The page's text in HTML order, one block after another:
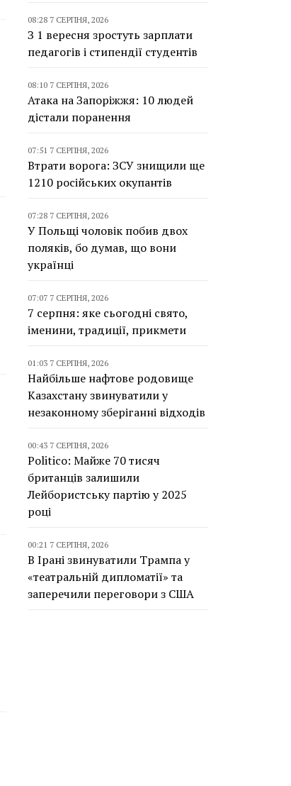
08:28 7 СЕРПНЯ, 2026
З 1 вересня зростуть зарплати
педагогів і стипендії студентів
08:10 7 СЕРПНЯ, 2026
Атака на Запоріжжя: 10 людей
дістали поранення
07:51 7 СЕРПНЯ, 2026
Втрати ворога: ЗСУ знищили ще
1210 російських окупантів
07:28 7 СЕРПНЯ, 2026
У Польщі чоловік побив двох
поляків, бо думав, що вони
українці
07:07 7 СЕРПНЯ, 2026
7 серпня: яке сьогодні свято,
іменини, традиції, прикмети
01:03 7 СЕРПНЯ, 2026
Найбільше нафтове родовище
Казахстану звинуватили у
незаконному зберіганні відходів
00:43 7 СЕРПНЯ, 2026
Politico: Майже 70 тисяч
британців залишили
Лейбористську партію у 2025
році
00:21 7 СЕРПНЯ, 2026
В Ірані звинуватили Трампа у
«театральній дипломатії» та
заперечили переговори з США